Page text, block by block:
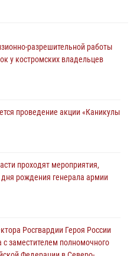
разрешительной работы
у костромских владельцев
проведение акции «Каникулы
проходят мероприятия,
рождения генерала армии
Росгвардии Героя России
заместителем полномочного